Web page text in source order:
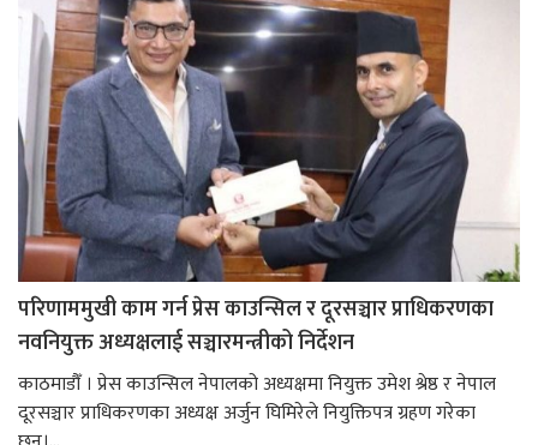
परिणाममुखी काम गर्न प्रेस काउन्सिल र दूरसञ्चार प्राधिकरणका
नवनियुक्त अध्यक्षलाई सञ्चारमन्त्रीको निर्देशन
काठमाडौँ । प्रेस काउन्सिल नेपालको अध्यक्षमा नियुक्त उमेश श्रेष्ठ र नेपाल
दूरसञ्चार प्राधिकरणका अध्यक्ष अर्जुन घिमिरेले नियुक्तिपत्र ग्रहण गरेका